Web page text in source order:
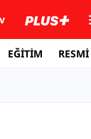
EĞİTİM